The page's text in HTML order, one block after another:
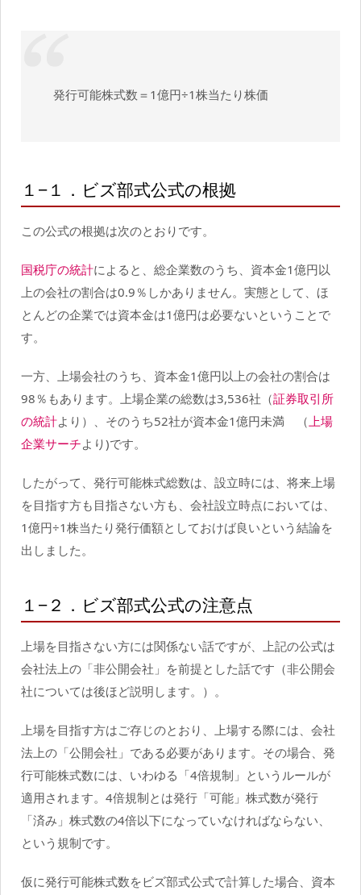
発行可能株式数＝1億円÷1株当たり株価
１−１．ビズ部式公式の根拠
この公式の根拠は次のとおりです。
国税庁の統計によると、総企業数のうち、資本金1億円以
上の会社の割合は0.9％しかありません。実態として、ほ
とんどの企業では資本金は1億円は必要ないということで
す。
一方、上場会社のうち、資本金1億円以上の会社の割合は
98％もあります。上場企業の総数は3,536社（証券取引所
の統計より）、そのうち52社が資本金1億円未満 （上場
企業サーチより)です。
したがって、発行可能株式総数は、設立時には、将来上場
を目指す方も目指さない方も、会社設立時点においては、
1億円÷1株当たり発行価額としておけば良いという結論を
出しました。
１−２．ビズ部式公式の注意点
上場を目指さない方には関係ない話ですが、上記の公式は
会社法上の「非公開会社」を前提とした話です（非公開会
社については後ほど説明します。）。
上場を目指す方はご存じのとおり、上場する際には、会社
法上の「公開会社」である必要があります。その場合、発
行可能株式数には、いわゆる「4倍規制」というルールが
適用されます。4倍規制とは発行「可能」株式数が発行
「済み」株式数の4倍以下になっていなければならない、
という規制です。
仮に発行可能株式数をビズ部式公式で計算した場合、資本